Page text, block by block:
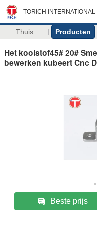
TORICH INTERNATIONAL
Thuis Producten
Het koolstof45# 20#
bewerken kubeert Cnc
Beste prijs